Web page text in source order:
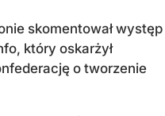
skomentował występ
który oskarżył
o tworzenie